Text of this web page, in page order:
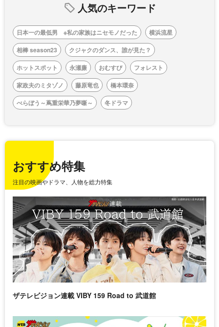
人気のキーワード
日本一の最低男 ※私の家族はニセモノだった
横浜流星
相棒 season23
クジャクのダンス、誰が見た？
ホットスポット
永瀬廉 おむすび
フォレスト
家政夫のミタゾノ
藤原竜也
橋本環奈
べらぼう～蔦重栄華乃夢噺～
冬ドラマ
おすすめ特集
注目の映画やドラマ、人物を総力特集
ザテレビジョン連載 VIBY 159 Road to 武道館